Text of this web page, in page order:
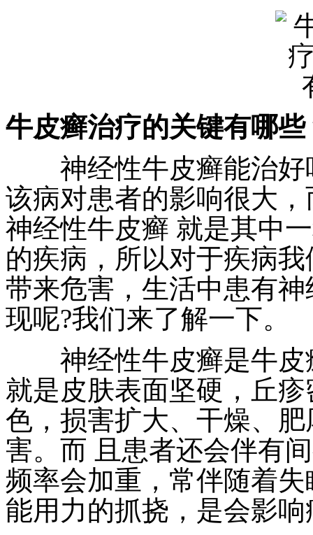
牛皮癣治疗的关键有哪些
神经性牛皮癣能治好
该病对患者的影响很大
神经性牛皮癣 就是其中
的疾病，所以对于疾病
带来危害，生活中患有
现呢?我们来了解一下。
神经性牛皮癣是牛皮
就是皮肤表面坚硬，丘
色，损害扩大、干燥、
害。而 且患者还会伴有
频率会加重，常伴随着
能用力的抓挠，是会影